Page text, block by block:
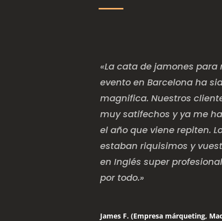
«La cata de jamones para
evento en Barcelona ha
magnifica. Nuestros
muy satifechos y ya me
el año que viene repiten.
estaban riquisimos y
en Inglés super
por todo.»
James F. (Empresa márqueting,